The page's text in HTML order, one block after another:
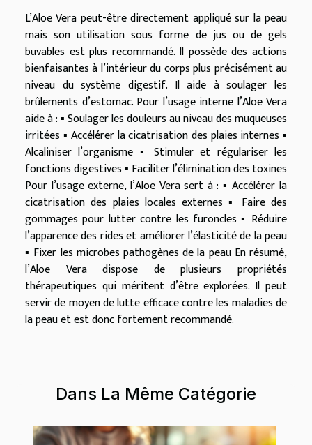
L’Aloe Vera peut-être directement appliqué sur la peau
mais son utilisation sous forme de jus ou de gels
buvables est plus recommandé. Il possède des actions
bienfaisantes à l’intérieur du corps plus précisément au
niveau du système digestif. Il aide à soulager les
brûlements d’estomac. Pour l’usage interne l’Aloe Vera
aide à : ▪ Soulager les douleurs au niveau des muqueuses
irritées ▪ Accélérer la cicatrisation des plaies internes ▪
Alcaliniser l’organisme ▪ Stimuler et régulariser les
fonctions digestives ▪ Faciliter l’élimination des toxines
Pour l’usage externe, l’Aloe Vera sert à : ▪ Accélérer la
cicatrisation des plaies locales externes ▪ Faire des
gommages pour lutter contre les furoncles ▪ Réduire
l’apparence des rides et améliorer l’élasticité de la peau
▪ Fixer les microbes pathogènes de la peau En résumé,
l’Aloe Vera dispose de plusieurs propriétés
thérapeutiques qui méritent d’être explorées. Il peut
servir de moyen de lutte efficace contre les maladies de
la peau et est donc fortement recommandé.
Dans La Même Catégorie